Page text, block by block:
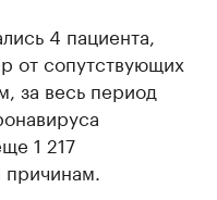
4 пациента,
от сопутствующих
за весь период
1 217